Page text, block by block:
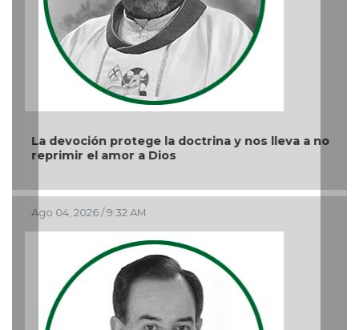
La devoción protege la doctrina y nos lleva a no
reprimir el amor a Dios
Ago 04, 2026 / 9:32 AM